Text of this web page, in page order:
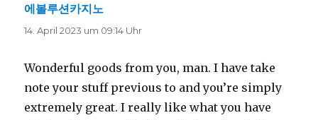
에볼루션카지노
14. April 2023 um 09:14 Uhr
Wonderful goods from you, man. I have take
note your stuff previous to and you’re simply
extremely great. I really like what you have